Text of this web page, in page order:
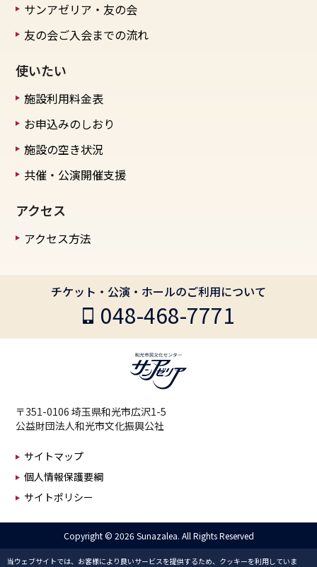
当ウェブサイトでは、お客様により良いサービスを提供するため、クッキーを利用していま
サンアゼリア・友の会
友の会ご入会までの流れ
使いたい
施設利用料金表
お申込みのしおり
施設の空き状況
共催・公演開催支援
アクセス
アクセス方法
チケット・公演・ホールのご利用について
048-468-7771
〒351-0106 埼玉県和光市広沢1-5
公益財団法人和光市文化振興公社
サイトマップ
個人情報保護要綱
サイトポリシー
Copyright © 2026 Sunazalea. All Rights Reserved